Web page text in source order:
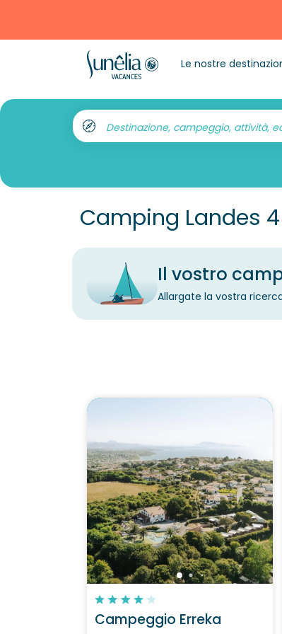
Le nostre
Destinazione, campeggio, attività,
Camping Landes
Il vostro
Allargate la vostra
Campeggio Erreka